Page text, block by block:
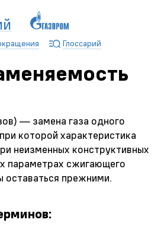
Глоссарий
— замена газа одного
которой характеристика
неизменных конструктивных
параметрах сжигающего
прежними.